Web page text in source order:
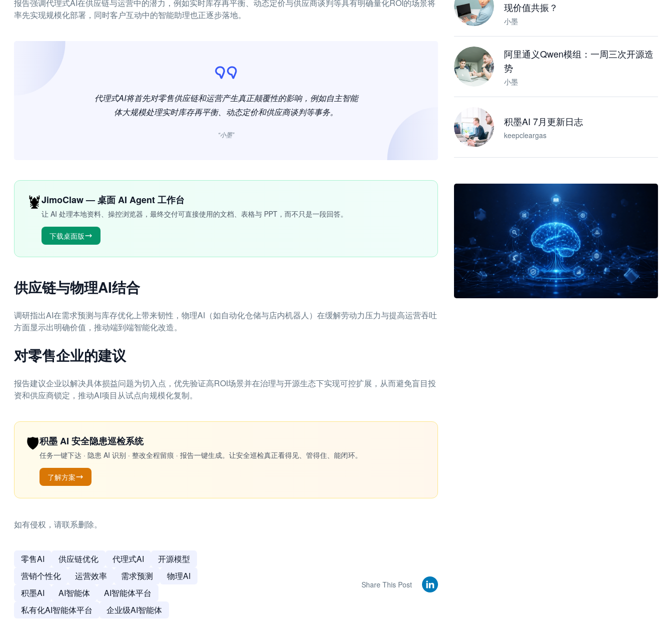
报告强调代理式AI在供应链与运营中的潜力，例如实时库存再平衡、动态定价与供应商谈判等具有明确量化ROI的场景将
率先实现规模化部署，同时客户互动中的智能助理也正逐步落地。
代理式AI将首先对零售供应链和运营产生真正颠覆性的影响，例如自主智能
体大规模处理实时库存再平衡、动态定价和供应商谈判等事务。
“小墨”
🦞JimoClaw — 桌面 AI Agent 工作台
让 AI 处理本地资料、操控浏览器，最终交付可直接使用的文档、表格与 PPT，而不只是一段回答。
下载桌面版
供应链与物理AI结合
调研指出AI在需求预测与库存优化上带来韧性，物理AI（如自动化仓储与店内机器人）在缓解劳动力压力与提高运营吞吐
方面显示出明确价值，推动端到端智能化改造。
对零售企业的建议
报告建议企业以解决具体损益问题为切入点，优先验证高ROI场景并在治理与开源生态下实现可控扩展，从而避免盲目投
资和供应商锁定，推动AI项目从试点向规模化复制。
🛡️积墨 AI 安全隐患巡检系统
任务一键下达 · 隐患 AI 识别 · 整改全程留痕 · 报告一键生成。让安全巡检真正看得见、管得住、能闭环。
了解方案
如有侵权，请联系删除。
零售AI 供应链优化 代理式AI
开源模型
营销个性化
运营效率 需求预测
物理AI
积墨AI
AI智能体
AI智能体平台
私有化AI智能体平台
企业级AI智能体
Share This Post
现价值共振？
小墨
阿里通义Qwen模组：一周三次开源造
势
小墨
积墨AI 7月更新日志
keepcleargas